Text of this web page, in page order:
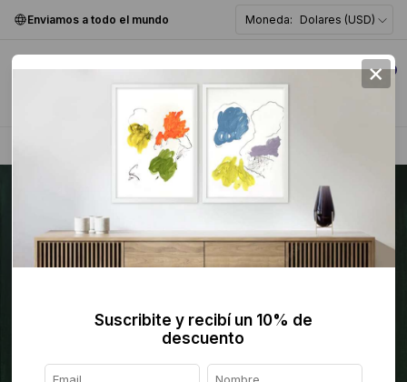
Enviamos a todo el mundo Moneda: Dolares (USD)
0
Figurativa >
×
Suscribite y recibí un 10% de
descuento